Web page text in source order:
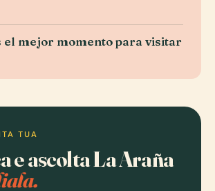
el mejor momento para visitar
TUA
e ascolta La Araña